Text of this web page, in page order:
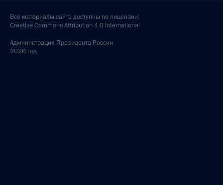
Все материалы сайта доступны по лицензии:
Creative Commons Attribution 4.0 International
Администрация Президента России
2026 год